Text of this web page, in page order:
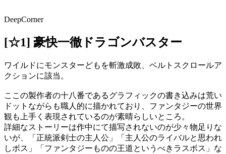
DeepCorner
[☆1] 豪快一徹ドラゴンバスター
ワイルドにモンスターどもを斬激成敗、ベルトスクロールア
クションに該当。
ここの製作者の十八番であるグラフィックの書き込みは荒い
ドットながらも職人的に描かれており、ファンタジーの世界
観も上手く表現されているのが素晴らしいところ。
詳細なストーリーは作中にて描写されないのが少々物足りな
いが、「正統派剣士の主人公」「主人公のライバルと思われ
しボス」「ファンタジーものの王道というべきラスボス」な